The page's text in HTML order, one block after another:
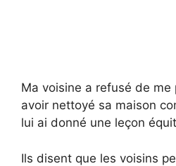
Ma voisine a refusé de
avoir nettoyé sa maison
lui ai donné une leçon
Ils disent que les voisins